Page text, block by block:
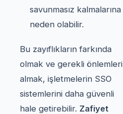
savunmasız kalmalarına
neden olabilir.
Bu zayıflıkların farkında
olmak ve gerekli önlemleri
almak, işletmelerin SSO
sistemlerini daha güvenli
hale getirebilir. Zafiyet